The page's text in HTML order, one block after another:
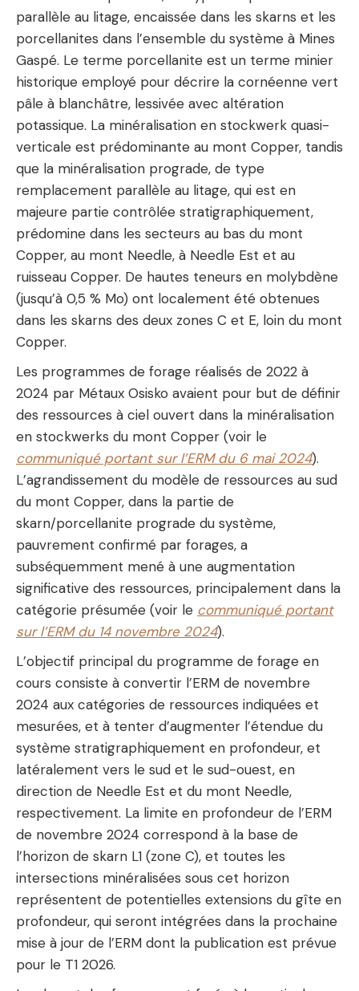
parallèle au litage, encaissée dans les skarns et les
porcellanites dans l’ensemble du système à Mines
Gaspé. Le terme porcellanite est un terme minier
historique employé pour décrire la cornéenne vert
pâle à blanchâtre, lessivée avec altération
potassique. La minéralisation en stockwerk quasi-
verticale est prédominante au mont Copper, tandis
que la minéralisation prograde, de type
remplacement parallèle au litage, qui est en
majeure partie contrôlée stratigraphiquement,
prédomine dans les secteurs au bas du mont
Copper, au mont Needle, à Needle Est et au
ruisseau Copper. De hautes teneurs en molybdène
(jusqu’à 0,5 % Mo) ont localement été obtenues
dans les skarns des deux zones C et E, loin du mont
Copper.
Les programmes de forage réalisés de 2022 à
2024 par Métaux Osisko avaient pour but de définir
des ressources à ciel ouvert dans la minéralisation
en stockwerks du mont Copper (voir le
communiqué portant sur l’ERM du 6 mai 2024).
L’agrandissement du modèle de ressources au sud
du mont Copper, dans la partie de
skarn/porcellanite prograde du système,
pauvrement confirmé par forages, a
subséquemment mené à une augmentation
significative des ressources, principalement dans la
catégorie présumée (voir le communiqué portant
sur l’ERM du 14 novembre 2024).
L’objectif principal du programme de forage en
cours consiste à convertir l’ERM de novembre
2024 aux catégories de ressources indiquées et
mesurées, et à tenter d’augmenter l’étendue du
système stratigraphiquement en profondeur, et
latéralement vers le sud et le sud-ouest, en
direction de Needle Est et du mont Needle,
respectivement. La limite en profondeur de l’ERM
de novembre 2024 correspond à la base de
l’horizon de skarn L1 (zone C), et toutes les
intersections minéralisées sous cet horizon
représentent de potentielles extensions du gîte en
profondeur, qui seront intégrées dans la prochaine
mise à jour de l’ERM dont la publication est prévue
pour le T1 2026.